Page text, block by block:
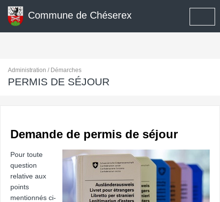
Commune de Chéserex
Administration / Démarches
PERMIS DE SÉJOUR
Demande de permis de séjour
Pour toute
question
relative aux
points
mentionnés ci-